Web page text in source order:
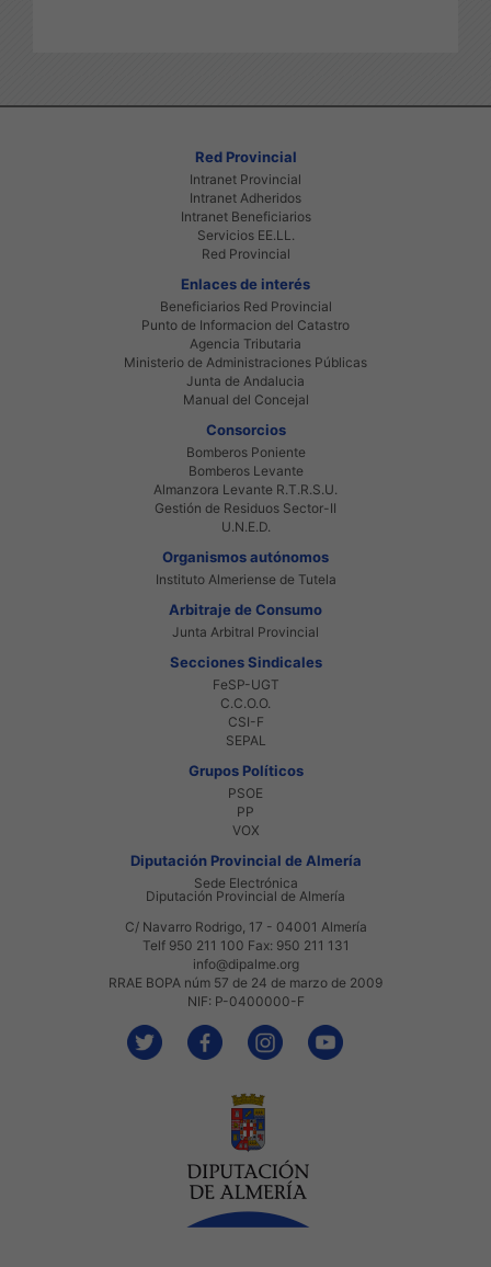
Red Provincial
Intranet Provincial
Intranet Adheridos
Intranet Beneficiarios
Servicios EE.LL.
Red Provincial
Enlaces de interés
Beneficiarios Red Provincial
Punto de Informacion del Catastro
Agencia Tributaria
Ministerio de Administraciones Públicas
Junta de Andalucia
Manual del Concejal
Consorcios
Bomberos Poniente
Bomberos Levante
Almanzora Levante R.T.R.S.U.
Gestión de Residuos Sector-II
U.N.E.D.
Organismos autónomos
Instituto Almeriense de Tutela
Arbitraje de Consumo
Junta Arbitral Provincial
Secciones Sindicales
FeSP-UGT
C.C.O.O.
CSI-F
SEPAL
Grupos Políticos
PSOE
PP
VOX
Diputación Provincial de Almería
Sede Electrónica
Diputación Provincial de Almería
C/ Navarro Rodrigo, 17 - 04001 Almería
Telf 950 211 100 Fax: 950 211 131
info@dipalme.org
RRAE BOPA núm 57 de 24 de marzo de 2009
NIF: P-0400000-F